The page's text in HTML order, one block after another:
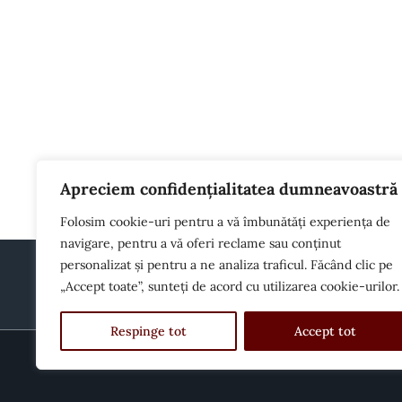
Apreciem confidențialitatea dumneavoastră
Folosim cookie-uri pentru a vă îmbunătăți experiența de
navigare, pentru a vă oferi reclame sau conținut
personalizat și pentru a ne analiza traficul. Făcând clic pe
„Accept toate”, sunteți de acord cu utilizarea cookie-urilor.
Respinge tot Accept tot